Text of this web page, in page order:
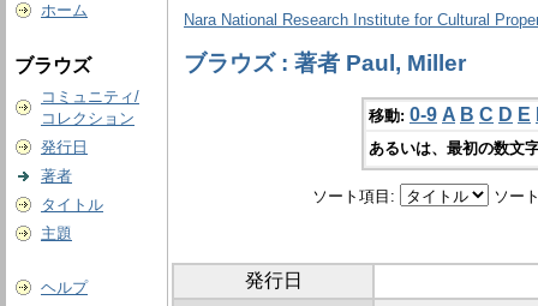
ホーム
ブラウズ
コミュニティ/
コレクション
発行日
著者
タイトル
主題
ヘルプ
Nara National Research Institute for Cultural
ブラウズ : 著者 Paul, Miller
移動: 0-9 A B C D E
あるいは、最初の数文
ソート項目: ソー
発行日